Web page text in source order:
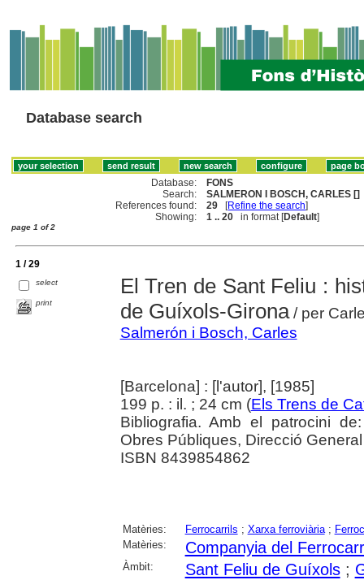
Database search
Database:
FONS
Search:
SALMERON I BOSCH, CARLES []
References found:
29 [Refine the search]
Showing:
1 .. 20 in format [Default]
page 1 of 2
1 / 29
select
print
El Tren de Sant Feliu :
de Guíxols-Girona/ per
Salmerón i Bosch, Carles
[Barcelona] : [l'autor], [1985]
199 p. : il. ; 24 cm (Els Trens de
Bibliografia. Amb el patrocini
Obres Públiques, Direcció
ISBN 8439854862
Matèries: Ferrocarrils ; Xarxa ferroviària;
Matèries:
Companyia del
Àmbit: Sant Feliu de Guíxols;